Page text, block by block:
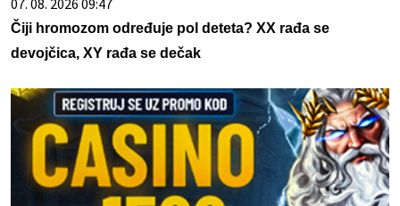
07. 08. 2026 09:47
Čiji hromozom određuje pol deteta? XX rađa se
devojčica, XY rađa se dečak